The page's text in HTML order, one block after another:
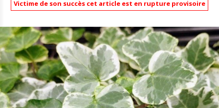
Victime de son succès cet article est en rupture provisoire